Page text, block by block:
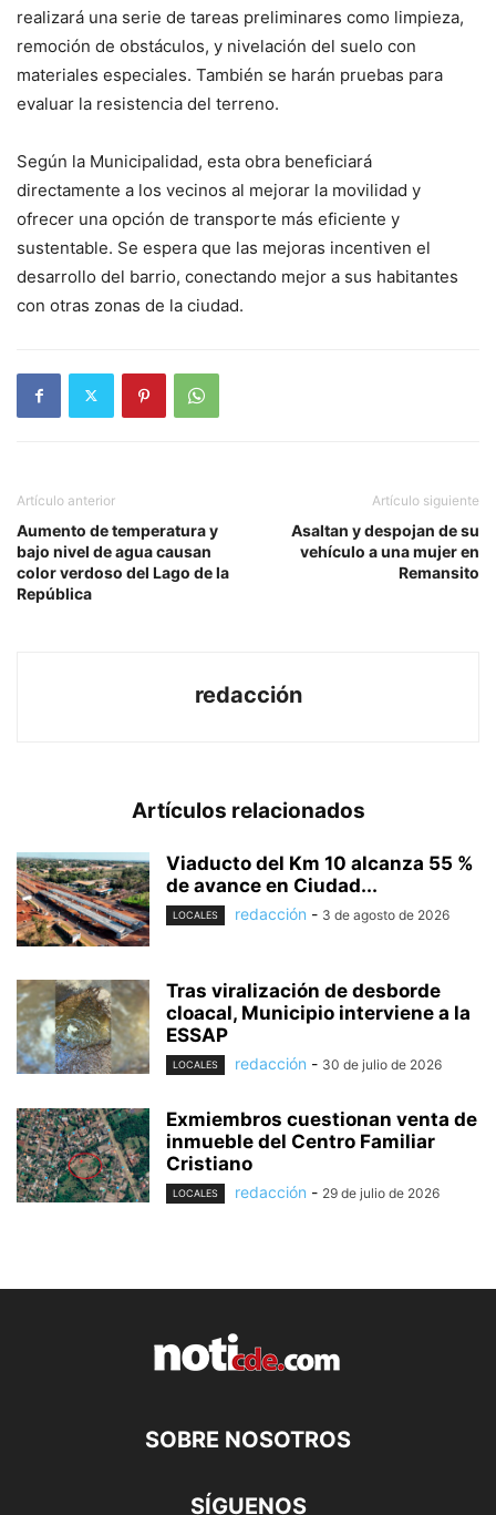
realizará una serie de tareas preliminares como limpieza,
remoción de obstáculos, y nivelación del suelo con
materiales especiales. También se harán pruebas para
evaluar la resistencia del terreno.
Según la Municipalidad, esta obra beneficiará
directamente a los vecinos al mejorar la movilidad y
ofrecer una opción de transporte más eficiente y
sustentable. Se espera que las mejoras incentiven el
desarrollo del barrio, conectando mejor a sus habitantes
con otras zonas de la ciudad.
Artículo anterior
Aumento de temperatura y
bajo nivel de agua causan
color verdoso del Lago de la
República
Artículo siguiente
Asaltan y despojan de su
vehículo a una mujer en
Remansito
redacción
Artículos relacionados
Viaducto del Km 10 alcanza 55 %
de avance en Ciudad...
LOCALES redacción - 3 de agosto de 2026
Tras viralización de desborde
cloacal, Municipio interviene a la
ESSAP
LOCALES redacción - 30 de julio de 2026
Exmiembros cuestionan venta de
inmueble del Centro Familiar
Cristiano
LOCALES redacción - 29 de julio de 2026
SOBRE NOSOTROS
SÍGUENOS